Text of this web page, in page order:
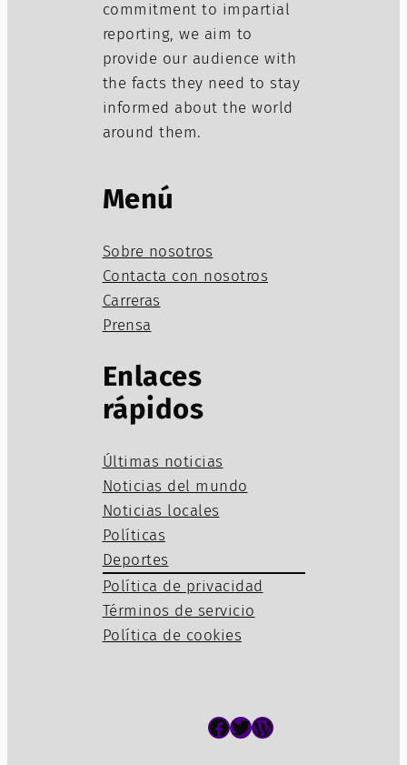
commitment to impartial
reporting, we aim to
provide our audience with
the facts they need to stay
informed about the world
around them.
Menú
Sobre nosotros
Contacta con nosotros
Carreras
Prensa
Enlaces
rápidos
Últimas noticias
Noticias del mundo
Noticias locales
Políticas
Deportes
Política de privacidad
Términos de servicio
Política de cookies
Facebook Twitter WordPress